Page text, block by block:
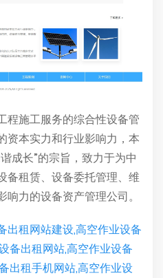
程施工服务的综合性设备管
资本实力和行业影响力，本
成长”的宗旨，致力于为中
备租赁、设备委托管理、维
力的设备资产管理公司。
出租网站建设,高空作业设备
备出租网站,高空作业设备
出租手机网站,高空作业设